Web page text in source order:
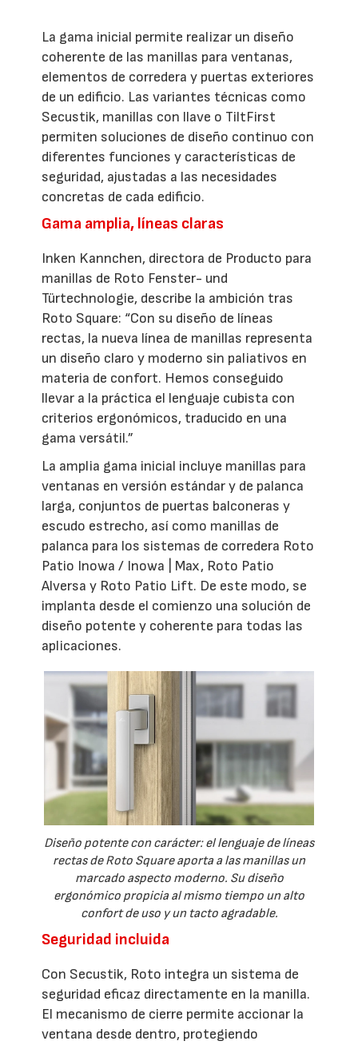
La gama inicial permite realizar un diseño
coherente de las manillas para ventanas,
elementos de corredera y puertas exteriores
de un edificio. Las variantes técnicas como
Secustik, manillas con llave o TiltFirst
permiten soluciones de diseño continuo con
diferentes funciones y características de
seguridad, ajustadas a las necesidades
concretas de cada edificio.
Gama amplia, líneas claras
Inken Kannchen, directora de Producto para
manillas de Roto Fenster- und
Türtechnologie, describe la ambición tras
Roto Square: “Con su diseño de líneas
rectas, la nueva línea de manillas representa
un diseño claro y moderno sin paliativos en
materia de confort. Hemos conseguido
llevar a la práctica el lenguaje cubista con
criterios ergonómicos, traducido en una
gama versátil.”
La amplia gama inicial incluye manillas para
ventanas en versión estándar y de palanca
larga, conjuntos de puertas balconeras y
escudo estrecho, así como manillas de
palanca para los sistemas de corredera Roto
Patio Inowa / Inowa | Max, Roto Patio
Alversa y Roto Patio Lift. De este modo, se
implanta desde el comienzo una solución de
diseño potente y coherente para todas las
aplicaciones.
Diseño potente con carácter: el lenguaje de líneas
rectas de Roto Square aporta a las manillas un
marcado aspecto moderno. Su diseño
ergonómico propicia al mismo tiempo un alto
confort de uso y un tacto agradable.
Seguridad incluida
Con Secustik, Roto integra un sistema de
seguridad eficaz directamente en la manilla.
El mecanismo de cierre permite accionar la
ventana desde dentro, protegiendo